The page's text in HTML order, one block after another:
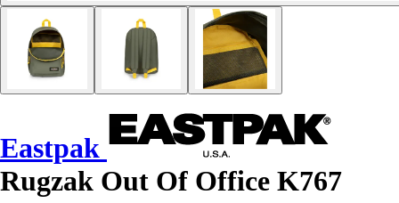
Eastpak
Rugzak Out Of Office K767